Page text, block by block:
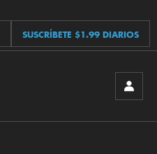
SUSCRÍBETE $1.99 DIARIOS